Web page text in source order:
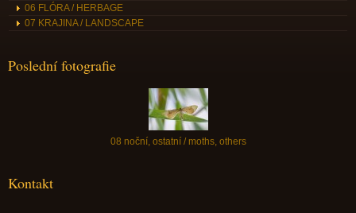
06 FLÓRA / HERBAGE
07 KRAJINA / LANDSCAPE
Poslední fotografie
08 noční, ostatní / moths, others
Kontakt